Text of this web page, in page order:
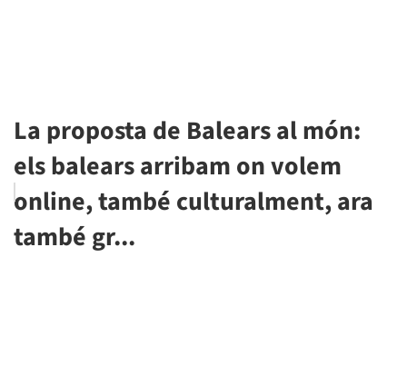
La proposta de Balears al món:
els balears arribam on volem
online, també culturalment, ara
també gr...